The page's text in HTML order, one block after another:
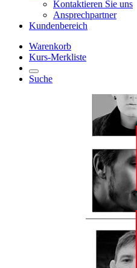
Kontaktieren Sie uns
Ansprechpartner
Kundenbereich
Warenkorb
Kurs-Merkliste
Suche